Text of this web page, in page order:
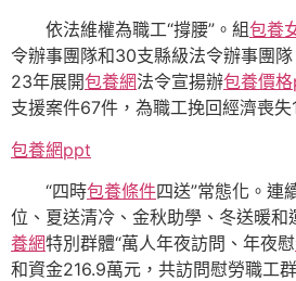
依法維權為職工“撐腰”。組包養
令辦事團隊和30支縣級法令辦事團
23年展開包養網法令宣揚辦包養價
支援案件67件，為職工挽回經濟喪失
包養網ppt
“四時包養條件四送”常態化。連
位、夏送清冷、金秋助學、冬送暖和
養網特別群體“萬人年夜訪問、年夜慰
和資金216.9萬元，共訪問慰勞職工